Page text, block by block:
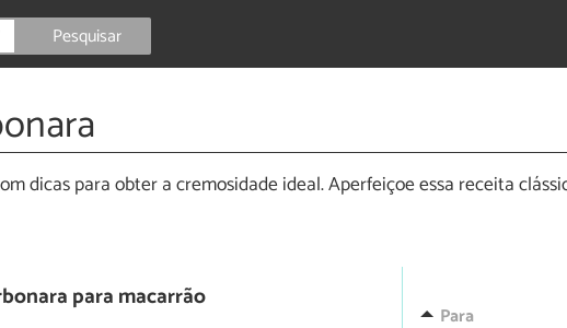
Pesquisar
dicas para obter a cremosidade ideal. Aperfeiçoe essa receita
para macarrão
Para